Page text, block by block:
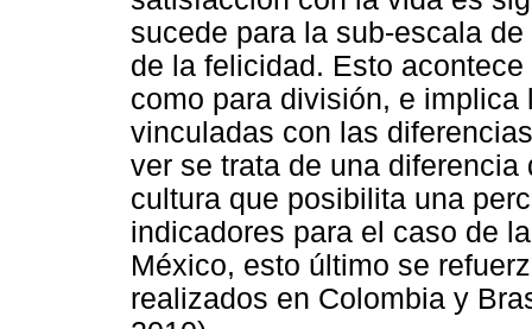
sucede para la sub-escala
de la felicidad. Esto
como para división, e
vinculadas con las
ver se trata de una
cultura que posibilita una
indicadores para el caso de
México, esto último se
realizados en Colombia y